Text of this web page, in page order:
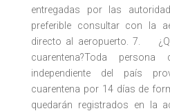
entregadas por las
preferible consultar con la
directo al aeropuerto. 7.
cuarentena?Toda
independiente del país
cuarentena por 14 días de
quedarán registrados en la